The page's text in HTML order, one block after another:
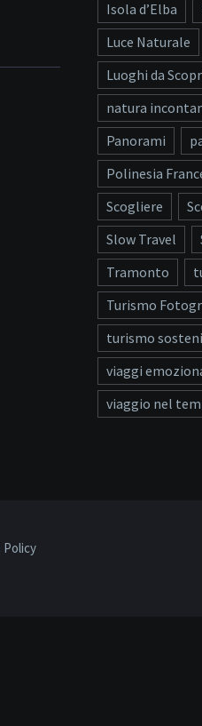
Isola d’Elba
Luce Naturale
Luoghi da
natura
Panorami
Polinesia
Scogliere
Slow Travel
Tramonto
Turismo
turismo
viaggi
viaggio nel
Policy